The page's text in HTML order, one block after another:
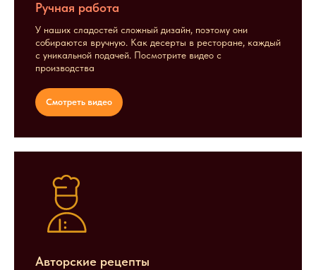
Ручная работа
У наших сладостей сложный дизайн, поэтому они
собираются вручную. Как десерты в ресторане, каждый
с уникальной подачей. Посмотрите видео с
производства
Смотреть видео
Авторские рецепты